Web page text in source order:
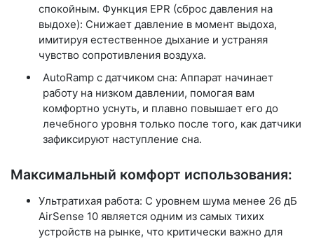
спокойным. Функция EPR (сброс давления на
выдохе): Снижает давление в момент выдоха,
имитируя естественное дыхание и устраняя
чувство сопротивления воздуха.
AutoRamp с датчиком сна: Аппарат начинает
работу на низком давлении, помогая вам
комфортно уснуть, и плавно повышает его до
лечебного уровня только после того, как датчики
зафиксируют наступление сна.
Максимальный комфорт использования:
Ультратихая работа: С уровнем шума менее 26 дБ
AirSense 10 является одним из самых тихих
устройств на рынке, что критически важно для